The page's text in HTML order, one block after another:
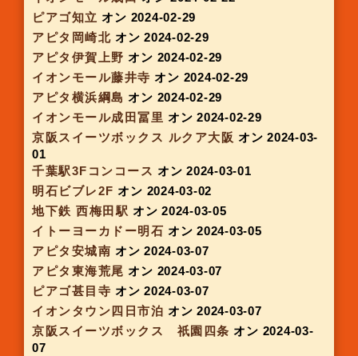
そよら古川橋 オン 2024-02-01
地下鉄 南森町駅
アピタ名古屋空港
アピタ西尾
オン 2024-02-01
メガドンキ嬉野 オン 2024-02-01
イオンモール福岡
千葉駅コンコース オン 2024-02-05
Whityうめだ
オン 2024-02-06
モラージュ柏オン 2024-02-06
アピタ千代田橋オン 2024-02-08
アピタ刈谷オン 2024-02-08
アピタ大和郡山 オン 2024-02-08
イオンモール常滑オン 2024-02-08
金山LOVE2スイーツ(POP UP)オン 2024-02-08
大阪モノレール千里中央駅 オン 2024-02-14
アルプラザ城陽 オン 2024-02-14
ピアゴ大清水オン 2024-02-15
アピタ港